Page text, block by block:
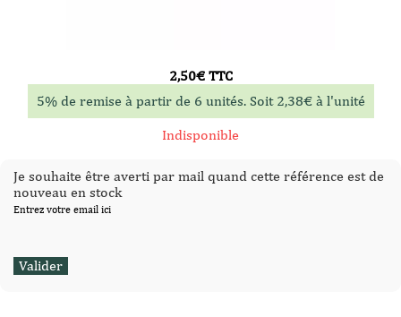
2,50€TTC
5% de remise à partir de 6 unités. Soit 2,38€à l'unité
Indisponible
Je souhaite être averti par mail quand cette référence est de
nouveau en stock
Entrez votre email ici